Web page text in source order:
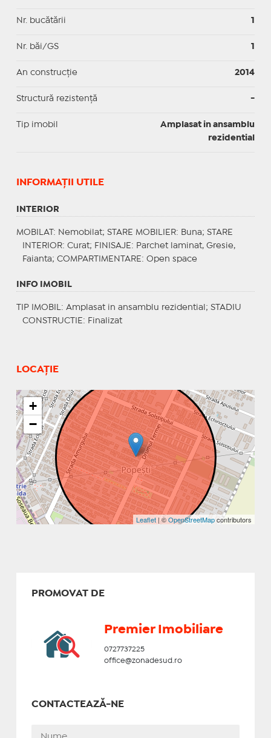
Nr. bucătării 1
Nr. băi/GS 1
An construcție 2014
Structură rezistență -
Tip imobil
Amplasat in ansamblu
rezidential
INFORMAŢII UTILE
INTERIOR
MOBILAT : Nemobilat; STARE MOBILIER: Buna; STARE
INTERIOR: Curat; FINISAJE : Parchet laminat, Gresie,
Faianta; COMPARTIMENTARE : Open space
INFO IMOBIL
TIP IMOBIL : Amplasat in ansamblu rezidential; STADIU
CONSTRUCTIE : Finalizat
LOCAȚIE
+
−
Leaflet | ©OpenStreetMapcontributors
PROMOVAT DE
Premier Imobiliare
0727737225
office@zonadesud.ro
CONTACTEAZĂ-NE